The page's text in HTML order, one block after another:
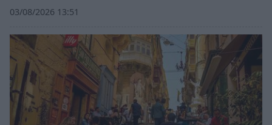
03/08/2026 13:51